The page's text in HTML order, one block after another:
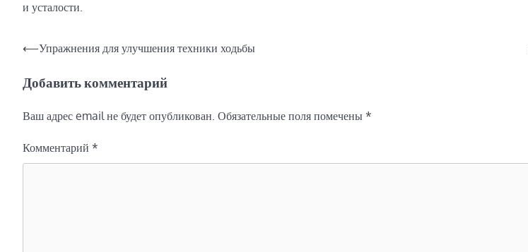
и усталости.
Навигация
записям
⟵Упражнения для улучшения техники ходьбы
Добавить комментарий
Ваш адрес email не будет опубликован. Обязательные поля помечены *
Комментарий *